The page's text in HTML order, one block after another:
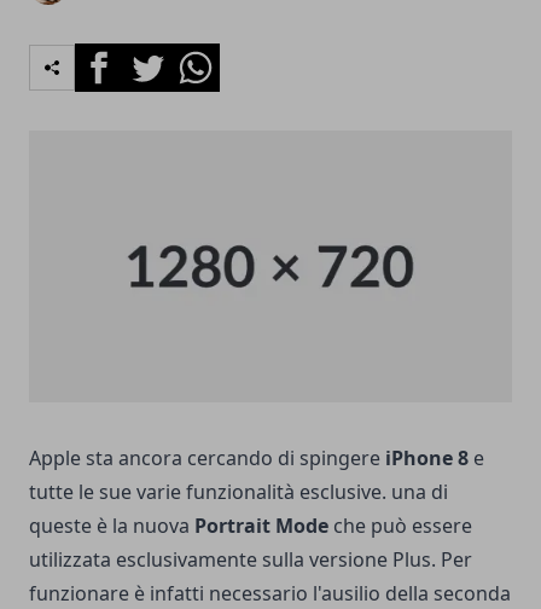
FacebookTwitterWhatsapp
Apple sta ancora cercando di spingere iPhone 8 e
tutte le sue varie funzionalità esclusive. una di
queste è la nuova Portrait Mode che può essere
utilizzata esclusivamente sulla versione Plus. Per
funzionare è infatti necessario l'ausilio della seconda